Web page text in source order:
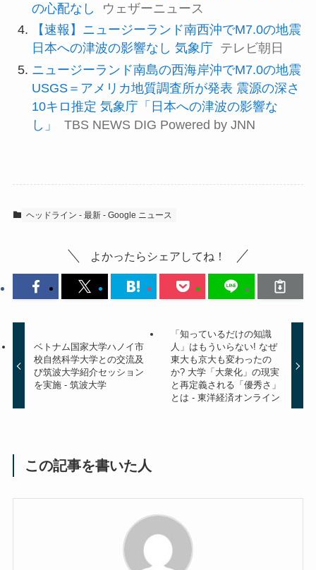
の心配なし
ウェザーニュース
【速報】ニュージーランド南西沖でM7.0の地震
日本への津波の影響なし 気象庁 テレビ朝日
ニュージーランド南島の西海岸沖でM7.0の地震
USGS＝アメリカ地質調査所が発表 震源の深さ
10キロ推定 気象庁「日本への津波の影響な
し」
TBS NEWS DIG Powered by JNN
ヘッドライン - 最新 - Google ニュース
よかったらシェアしてね！
ベトナム国家大学ハノイ市
校自然科学大学との交流及
び筑波大学紹介セッション
を実施 - 筑波大学
「知っているだけの知識
人」はもういらない! なぜ
東大も京大も変わったの
か? 大学「大衆化」の現実
と再定義される「優秀さ」
とは - 東洋経済オンライン
この記事を書いた人